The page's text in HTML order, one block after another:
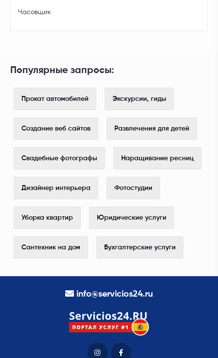
Часовщик
Популярные запросы:
Прокат автомобилей Экскурсии, гиды
Создание веб сайтов Развлечения для детей
Свадебные фотографы Наращивание ресниц
Дизайнер интерьера Фотостудии
Уборка квартир Юридические услуги
Сантехник на дом Бухгалтерские услуги
info@servicios24.ru